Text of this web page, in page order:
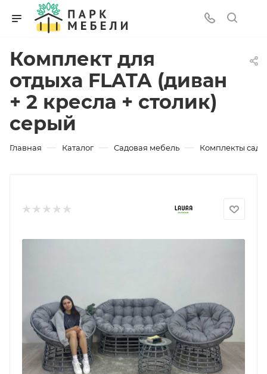
Комплект для
отдыха FLATA (диван
+ 2 кресла + столик)
серый
Главная — Каталог — Садовая мебель — Комплекты